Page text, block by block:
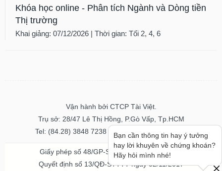
Khóa học online - Phân tích Ngành và Dòng tiền
Thị trường
Khai giảng: 07/12/2026 | Thời gian: Tối 2, 4, 6
Vận hành bởi CTCP Tài Việt.
Trụ sở: 28/47 Lê Thị Hồng, P.Gò Vấp, Tp.HCM
Tel: (84.28) 3848 7238 - Fax: (84.28) 3848 7237
Giấy phép số 48/GP-STTTT ngày 04/11/2016
Quyết định số 13/QĐ-STTTT ngày 02/11/2017
Bạn cần thông tin hay ý tưởng
hay lời khuyên về chứng khoán?
Hãy hỏi mình nhé!